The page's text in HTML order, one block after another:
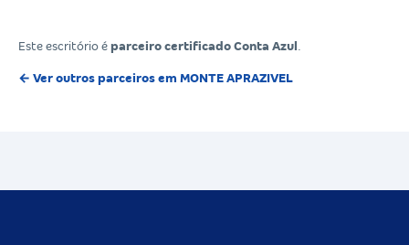
Este escritório é parceiro certificado Conta Azul
← Ver outros parceiros em MONTE APRAZIVEL